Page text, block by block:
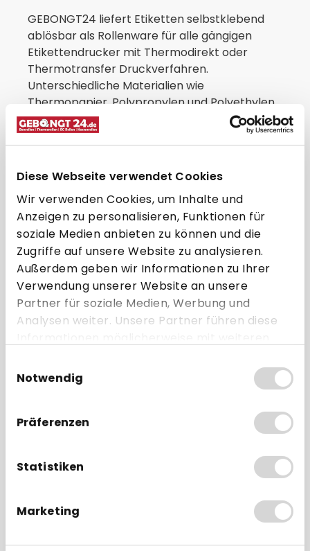
Diese Webseite verwendet Cookies
Wir verwenden Cookies, um Inhalte und
Anzeigen zu personalisieren, Funktionen für
soziale Medien anbieten zu können und die
Zugriffe auf unsere Website zu analysieren.
Außerdem geben wir Informationen zu Ihrer
Verwendung unserer Website an unsere
Partner für soziale Medien, Werbung und
Analysen weiter. Unsere Partner führen diese
haben oder die sie im Rahmen Ihrer Nutzung
der Dienste gesammelt haben.
Notwendig
Präferenzen
Statistiken
Marketing
GEBONGT24 liefert Etiketten selbstklebend
ablösbar als Rollenware für alle gängigen
Etikettendrucker mit Thermodirekt oder
Thermotransfer Druckverfahren.
Unterschiedliche Materialien wie
Thermopapier, Polypropylen und Polyethylen
stehen in verschiedenen Grammaturen zur
Auswahl. Durch abgestufte Klebstoffstärken
die passende Variante an
ablösbaren
Etiketten, die Sie bei GEBONGT24 portofrei
bestellen können.
Portofrei nach Deutschland und
Österreich bestellen
Wenn Sie ablösbare Etiketten kaufen,
profitieren Sie bei GEBONGT24 von
portofreiem Versand nach ganz Deutschland
und Österreich. Einen Mindestbestellwert gibt
es nicht, sodass selbst einzelne Rollen
versendet werden. Das transparente
belohnt größere Bestellmengen mit spürbar
Etikettenformaten und Klebstoffvarianten
werden selbstverständlich portofrei geliefert.
Bestellungen, die werktags bis 12 Uhr eingehen,
verlassen noch am selben Tag das Lager in
Plauen im Vogtland. Über etablierte